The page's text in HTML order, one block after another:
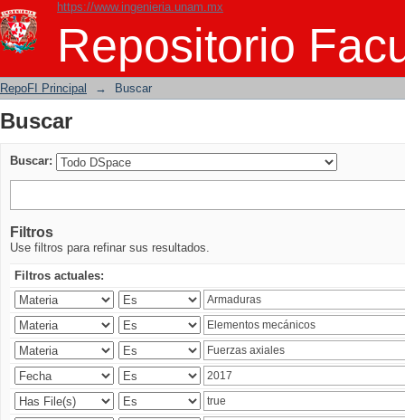
https://www.ingenieria.unam.mx
Repositorio
Buscar
RepoFI Principal → Buscar
Buscar
Buscar:
Filtros
Use filtros para refinar sus resultados.
Filtros actuales: